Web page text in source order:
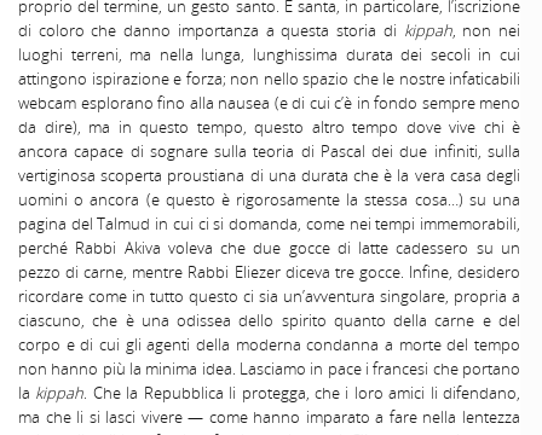
proprio del termine, un gesto santo. E santa, in particolare, l’iscrizione
di coloro che danno importanza a questa storia di kippah, non nei
luoghi terreni, ma nella lunga, lunghissima durata dei secoli in cui
attingono ispirazione e forza; non nello spazio che le nostre infaticabili
webcam esplorano fino alla nausea (e di cui c’è in fondo sempre meno
da dire), ma in questo tempo, questo altro tempo dove vive chi è
ancora capace di sognare sulla teoria di Pascal dei due infiniti, sulla
vertiginosa scoperta proustiana di una durata che è la vera casa degli
uomini o ancora (e questo è rigorosamente la stessa cosa…) su una
pagina del Talmud in cui ci si domanda, come nei tempi immemorabili,
perché Rabbi Akiva voleva che due gocce di latte cadessero su un
pezzo di carne, mentre Rabbi Eliezer diceva tre gocce. Infine, desidero
ricordare come in tutto questo ci sia un’avventura singolare, propria a
ciascuno, che è una odissea dello spirito quanto della carne e del
corpo e di cui gli agenti della moderna condanna a morte del tempo
non hanno più la minima idea. Lasciamo in pace i francesi che portano
la kippah. Che la Repubblica li protegga, che i loro amici li difendano,
ma che li si lasci vivere — come hanno imparato a fare nella lentezza